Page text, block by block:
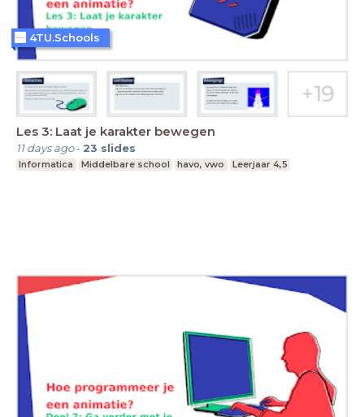
Les 3: Laat je karakter bewegen
11 days ago- 23 slides
Informatica Middelbare school havo, vwo Leerjaar 4,5
4TU.Schools